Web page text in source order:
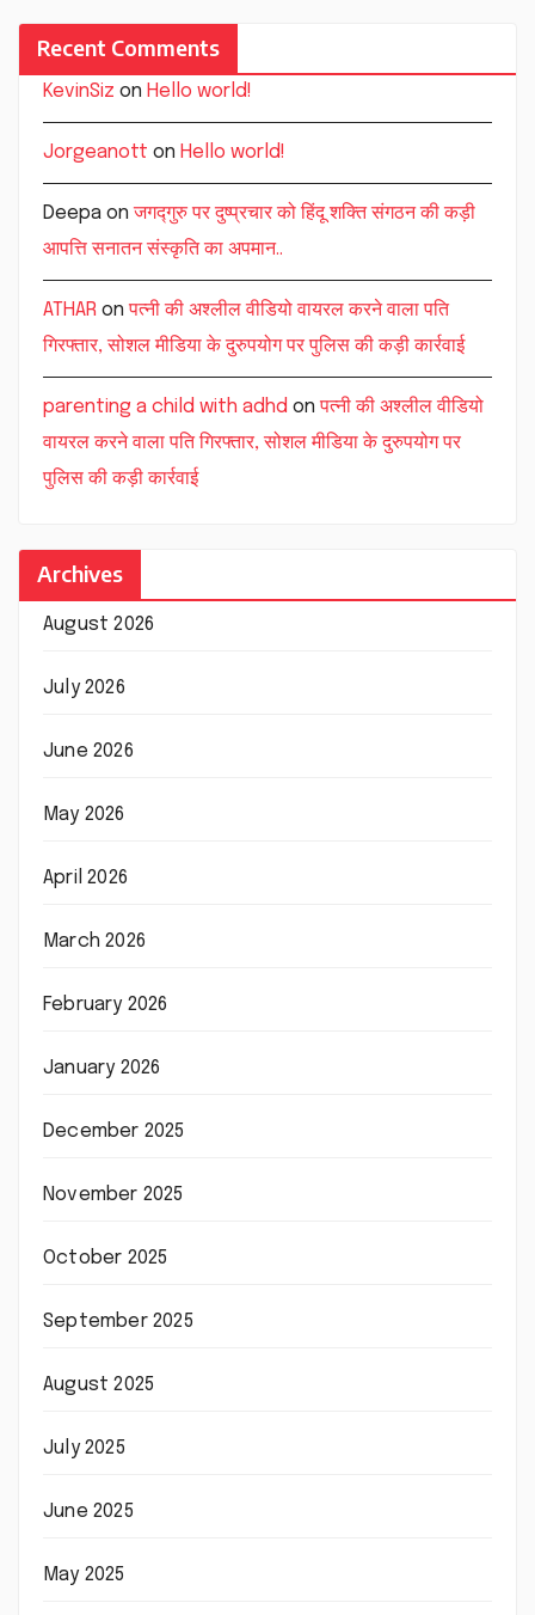
Recent Comments
KevinSiz on Hello world!
Jorgeanott on Hello world!
Deepa onजगद्गुरु पर दुष्प्रचार को हिंदू शक्ति संगठन की कड़ी
आपत्ति सनातन संस्कृति का अपमान..
ATHAR onपत्नी की अश्लील वीडियो वायरल करने वाला पति
गिरफ्तार, सोशल मीडिया के दुरुपयोग पर पुलिस की कड़ी कार्रवाई
parenting a child with adhd onपत्नी की अश्लील वीडियो
वायरल करने वाला पति गिरफ्तार, सोशल मीडिया के दुरुपयोग पर
पुलिस की कड़ी कार्रवाई
Archives
August 2026
July 2026
June 2026
May 2026
April 2026
March 2026
February 2026
January 2026
December 2025
November 2025
October 2025
September 2025
August 2025
July 2025
June 2025
May 2025